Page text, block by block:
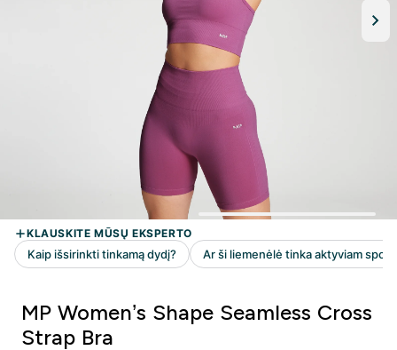
MP Women’s Shape Seamless Cross
Strap Bra